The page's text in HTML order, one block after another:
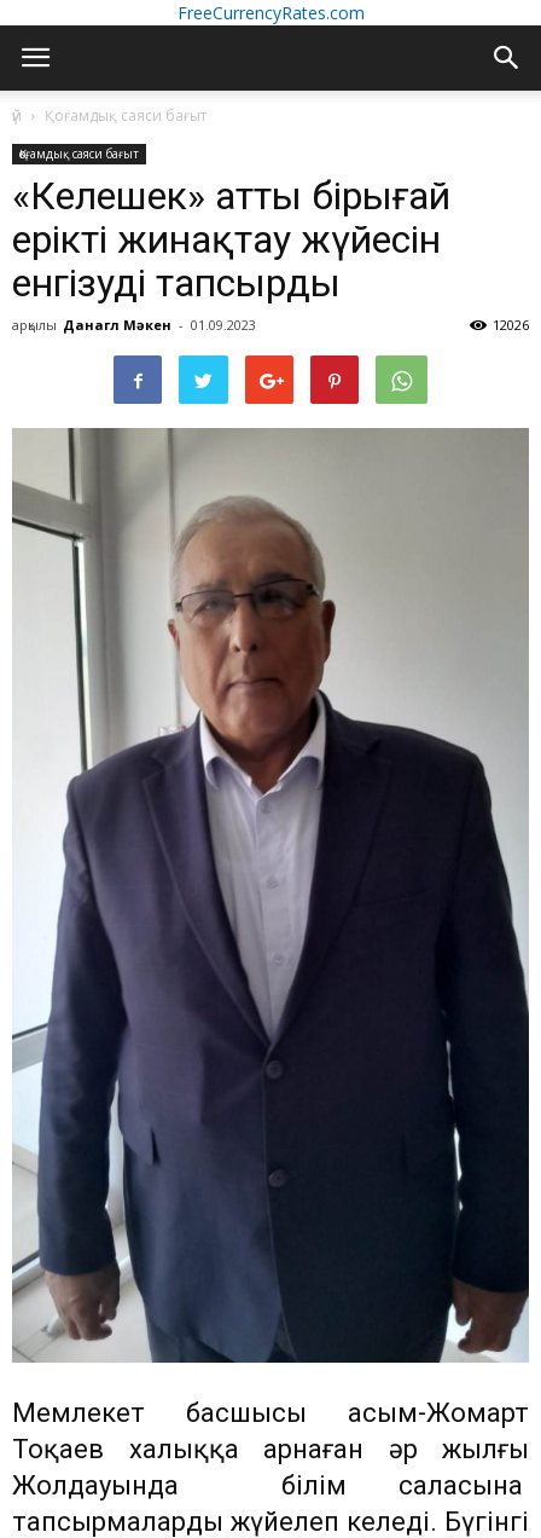
FreeCurrencyRates.com
үй Қоғамдық саяси бағыт
Қоғамдық саяси бағыт
«Келешек» атты бірыңғай
ерікті жинақтау жүйесін
енгізуді тапсырды
арқылы Данагүл Мәкен - 01.09.2023 12026
Мемлекет басшысы Қасым-Жомарт
Тоқаев халыққа арнаған әр жылғы
Жолдауында білім саласына
тапсырмаларды жүйелеп келеді. Бүгінгі